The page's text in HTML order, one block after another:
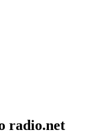
radio.net